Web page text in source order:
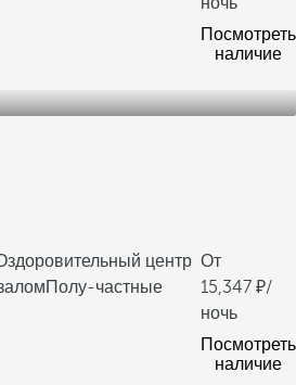
Посмотреть
наличие
центр
Полу-частные
От
15,347
/
ночь
Посмотреть
наличие